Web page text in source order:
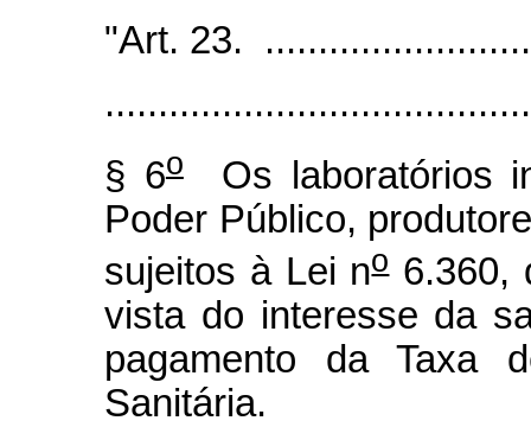
"Art. 23.
§ 6oOs laboratórios
Poder Público,
sujeitos à Lei no6.360,
vista do interesse da
pagamento da Taxa
Sanitária.